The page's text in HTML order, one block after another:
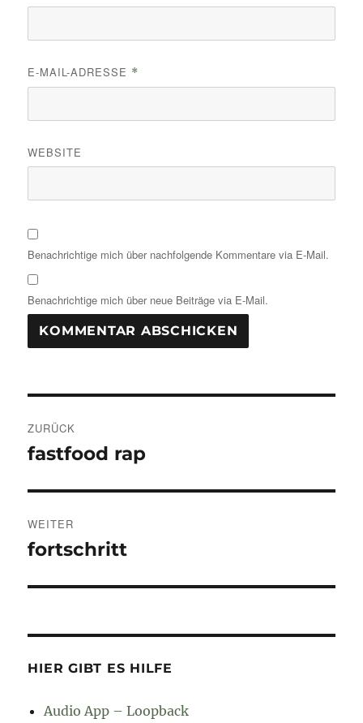
E-MAIL-ADRESSE *
WEBSITE
Benachrichtige mich über nachfolgende Kommentare via E-Mail.
Benachrichtige mich über neue Beiträge via E-Mail.
ZURÜCK
Vorheriger
fastfood rap
WEITER
Nächster
fortschritt
HIER GIBT ES HILFE
Audio App – Loopback